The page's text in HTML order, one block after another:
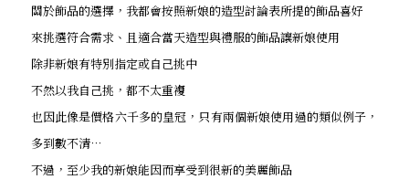
關於飾品的選擇，我都會按照新娘的造型討論表所提的飾品喜好
來挑選符合需求、且適合當天造型與禮服的飾品讓新娘使用
除非新娘有特別指定或自己挑中
不然以我自己挑，都不太重複
也因此像是價格六千多的皇冠，只有兩個新娘使用過的類似例子，
多到數不清…
不過，至少我的新娘能因而享受到很新的美麗飾品